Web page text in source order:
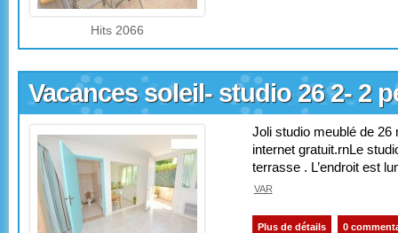
Hits 2066
Vacances soleil- studio 26 2- 2
Joli studio meublé de
internet gratuit.rnLe
terrasse . L’endroit est
VAR
Plus de détails 0